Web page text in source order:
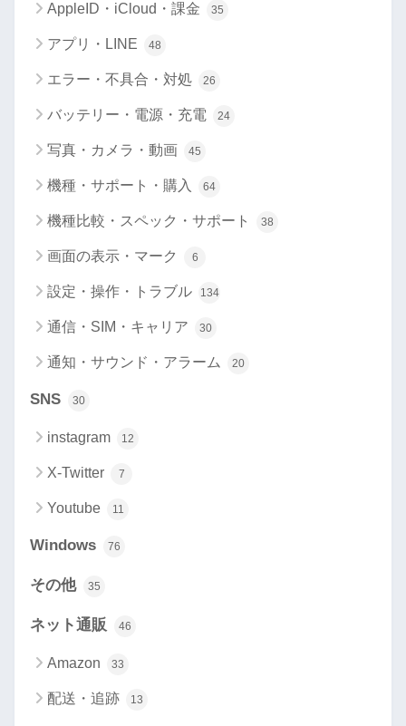
AppleID・iCloud・課金 35
アプリ・LINE 48
エラー・不具合・対処 26
バッテリー・電源・充電 24
写真・カメラ・動画 45
機種・サポート・購入 64
機種比較・スペック・サポート 38
画面の表示・マーク 6
設定・操作・トラブル 134
通信・SIM・キャリア 30
通知・サウンド・アラーム 20
SNS 30
instagram 12
X-Twitter 7
Youtube 11
Windows 76
その他 35
ネット通販 46
Amazon 33
配送・追跡 13